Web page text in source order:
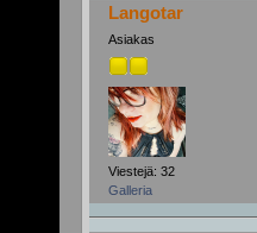
Langotar
Asiakas
Viestejä: 32
Galleria